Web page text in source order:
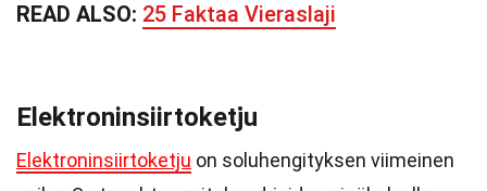
READ ALSO: 25 Faktaa Vieraslaji
Elektroninsiirtoketju
Elektroninsiirtoketju on soluhengityksen viimeinen